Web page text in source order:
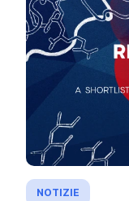
NOTIZIE